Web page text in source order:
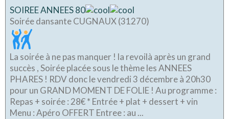
SOIREE ANNEES 80
Soirée dansante CUGNAUX (31270)
La soirée à ne pas manquer ! la revoilà après un grand
succès , Soirée placée sous le thème les ANNEES
PHARES ! RDV donc le vendredi 3 décembre à 20h30
pour un GRAND MOMENT DE FOLIE ! Au programme :
Repas + soirée : 28€ * Entrée + plat + dessert + vin
Menu : Apéro OFFERT Entree : au ...